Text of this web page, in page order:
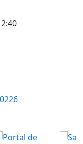
Programa
complementàries